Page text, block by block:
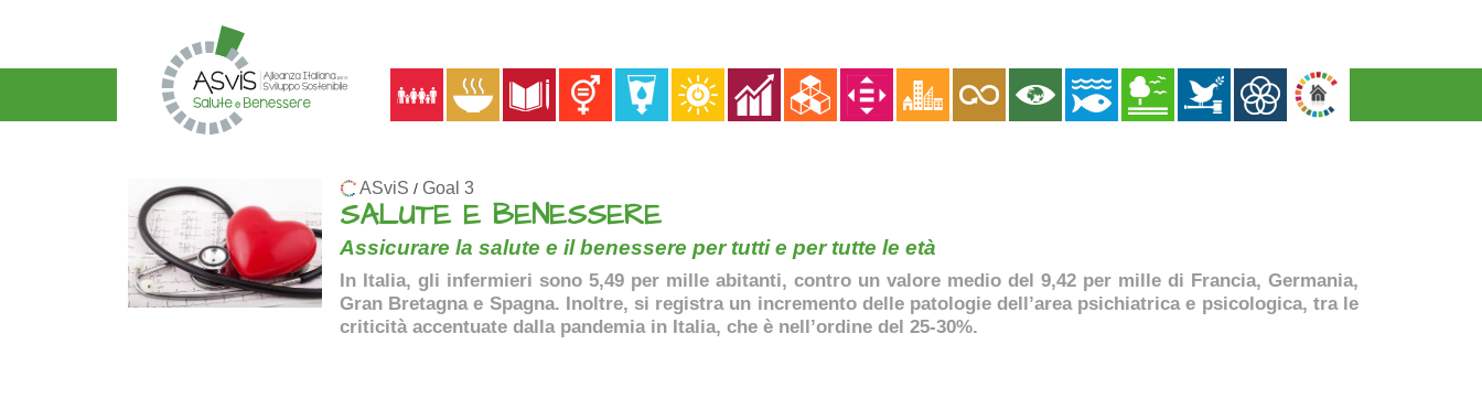
ASviS / Goal 3
SALUTE E BENESSERE
Assicurare la salute e il benessere per tutti e per tutte le età
In Italia, gli infermieri sono 5,49 per mille abitanti, contro un valore medio del 9,42 per mille di Francia, Germania,
Gran Bretagna e Spagna. Inoltre, si registra un incremento delle patologie dell’area psichiatrica e psicologica, tra le
criticità accentuate dalla pandemia in Italia, che è nell’ordine del 25-30%.